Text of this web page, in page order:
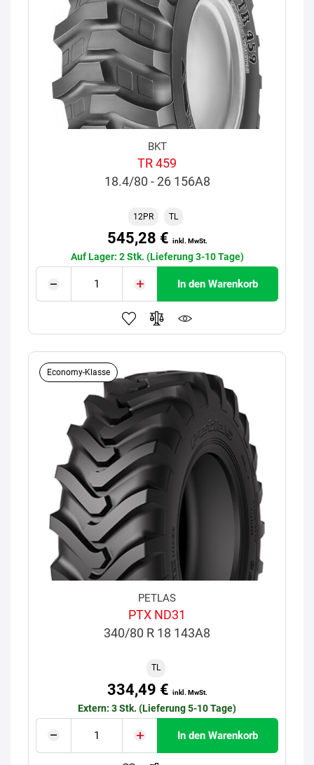
BKT
TR 459
18.4/80 - 26 156A8
12PR TL
545,28 € inkl. MwSt.
Auf Lager: 2 Stk. (Lieferung 3-10 Tage)
In den Warenkorb
Economy-Klasse
PETLAS
PTX ND31
340/80 R 18 143A8
TL
334,49 € inkl. MwSt.
Extern: 3 Stk. (Lieferung 5-10 Tage)
In den Warenkorb